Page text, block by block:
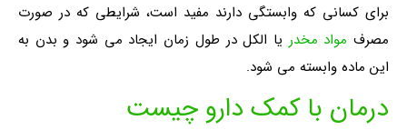
برای کسانی که وابستگی دارند مفید است، شرایطی که در صورت
مصرف مواد مخدر یا الکل در طول زمان ایجاد می شود و بدن به
این ماده وابسته می شود.
درمان با کمک دارو چیست